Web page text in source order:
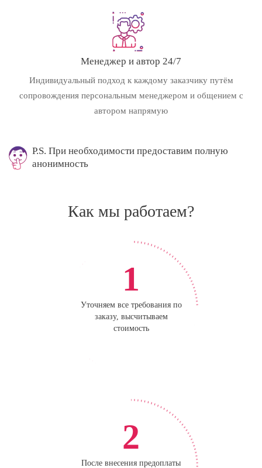
Менеджер и автор 24/7
Индивидуальный подход к каждому заказчику путём
сопровождения персональным менеджером и общением с
автором напрямую
P.S. При необходимости предоставим полную
анонимность
Как мы работаем?
1
Уточняем все требования по
заказу, высчитываем
стоимость
2
После внесения предоплаты